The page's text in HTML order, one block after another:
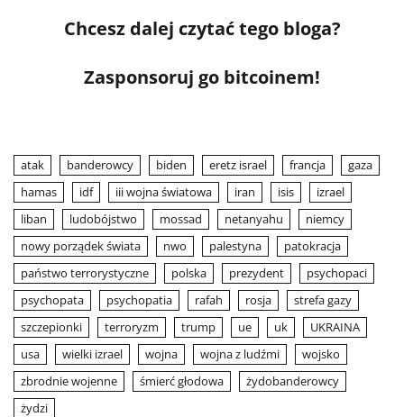
Chcesz dalej czytać tego bloga?
Zasponsoruj go bitcoinem!
atak banderowcy biden eretz israel francja
gaza
hamas
idf iii wojna światowa iran isis
izrael
liban
ludobójstwo mossad netanyahu
niemcy
nowy porządek świata
nwo palestyna
patokracja
państwo terrorystyczne
polska prezydent
psychopaci
psychopata
psychopatia rafah rosja
strefa gazy
szczepionki
terroryzm trump ue uk
UKRAINA
usa
wielki izrael wojna wojna z ludźmi
wojsko
zbrodnie wojenne
śmierć głodowa
żydobanderowcy
żydzi